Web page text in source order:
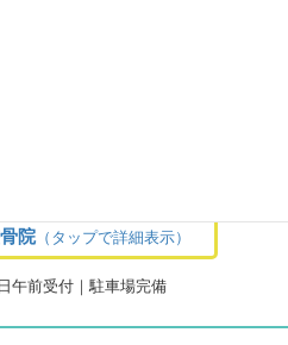
院（タップで詳細表示）
午前受付｜駐車場完備